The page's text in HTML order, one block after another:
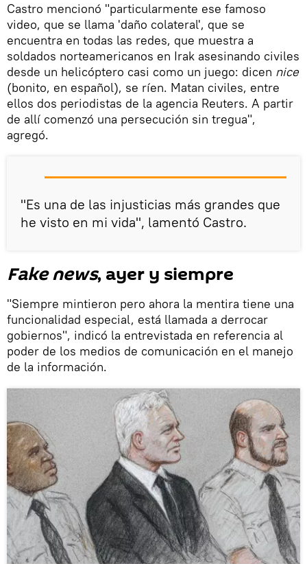
Castro mencionó "particularmente ese famoso
video, que se llama 'daño colateral', que se
encuentra en todas las redes, que muestra a
soldados norteamericanos en Irak asesinando civiles
desde un helicóptero casi como un juego: dicen nice
(bonito, en español), se ríen. Matan civiles, entre
ellos dos periodistas de la agencia Reuters. A partir
de allí comenzó una persecución sin tregua",
agregó.
"Es una de las injusticias más grandes que
he visto en mi vida", lamentó Castro.
Fake news, ayer y siempre
"Siempre mintieron pero ahora la mentira tiene una
funcionalidad especial, está llamada a derrocar
gobiernos", indicó la entrevistada en referencia al
poder de los medios de comunicación en el manejo
de la información.